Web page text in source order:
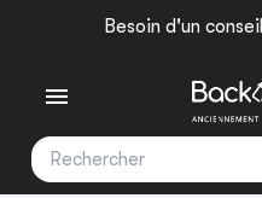
Besoin d'un
